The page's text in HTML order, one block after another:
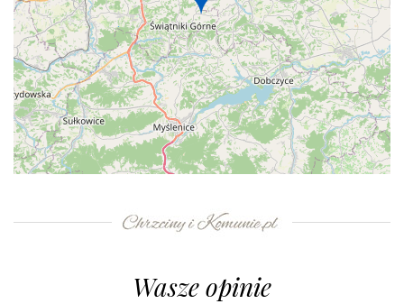
OpenStreetMapcontributors.
Wasze opinie